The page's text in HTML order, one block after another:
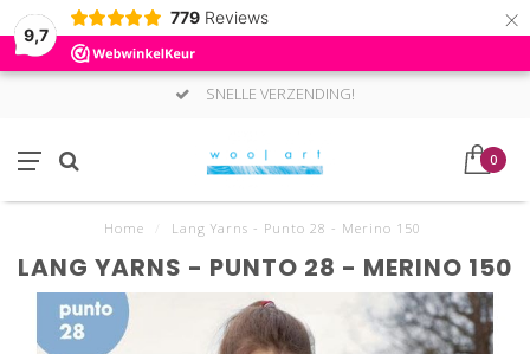
9,7
779 Reviews ×
SNELLE VERZENDING!
0
Home Lang Yarns - Punto 28 - Merino 150
LANG YARNS - PUNTO 28 - MERINO 150